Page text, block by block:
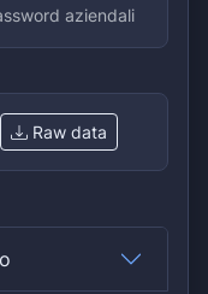
aziendali
Raw data